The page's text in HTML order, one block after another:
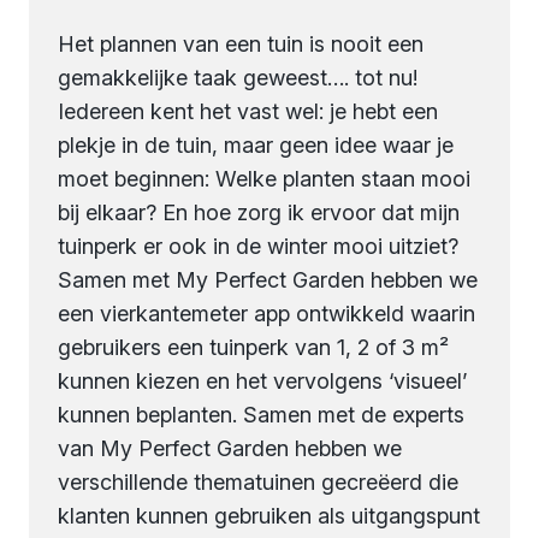
Het plannen van een tuin is nooit een
gemakkelijke taak geweest…. tot nu!
Iedereen kent het vast wel: je hebt een
plekje in de tuin, maar geen idee waar je
moet beginnen: Welke planten staan mooi
bij elkaar? En hoe zorg ik ervoor dat mijn
tuinperk er ook in de winter mooi uitziet?
Samen met My Perfect Garden hebben we
een vierkantemeter app ontwikkeld waarin
gebruikers een tuinperk van 1, 2 of 3 m²
kunnen kiezen en het vervolgens ‘visueel’
kunnen beplanten. Samen met de experts
van My Perfect Garden hebben we
verschillende thematuinen gecreëerd die
klanten kunnen gebruiken als uitgangspunt